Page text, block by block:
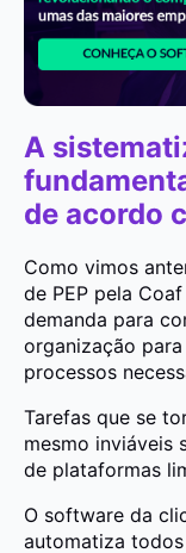
A
de acordo
Como vimos
de PEP pela
demanda para
organização
processos
Tarefas que se
mesmo inviáveis
de plataformas
O software da
automatiza